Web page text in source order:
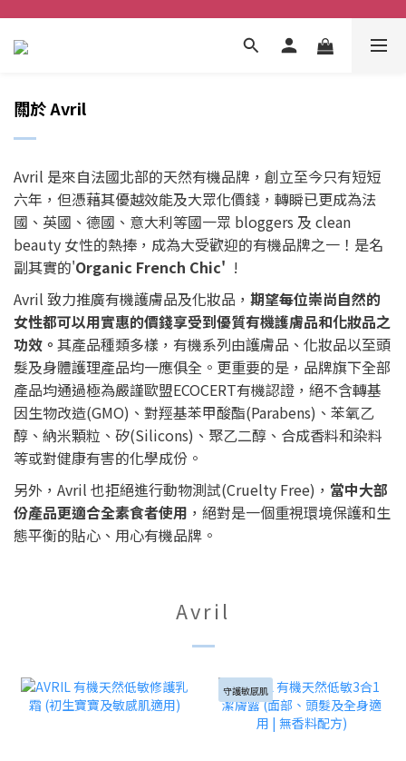
關於 Avril
Avril 是來自法國北部的天然有機品牌，創立至今只有短短
六年，但憑藉其優越效能及大眾化價錢，轉瞬已更成為法
國、英國、德國、意大利等國一眾 bloggers 及 clean
beauty 女性的熱捧，成為大受歡迎的有機品牌之一！是名
副其實的'Organic French Chic' !
Avril 致力推廣有機護膚品及化妝品， 期望每位崇尚自然的
女性都可以用實惠的價錢享受到優質有機護膚品和化妝品之
功效。 其產品種類多樣，有機系列由護膚品、化妝品以至頭
髮及身體護理產品均一應俱全。更重要的是，品牌旗下全部
產品均通過極為嚴謹歐盟ECOCERT有機認證，絕不含轉基
因生物改造(GMO)、對羥基苯甲酸酯(Parabens)、苯氧乙
醇、納米顆粒、矽(Silicons)、聚乙二醇、合成香料和染料
等或對健康有害的化學成份。
另外，Avril 也拒絕進行動物測試(Cruelty Free)， 當中大部
份產品更適合全素食者使用 ，絕對是一個重視環境保護和生
態平衡的貼心、用心有機品牌。
Avril
守護敏感肌